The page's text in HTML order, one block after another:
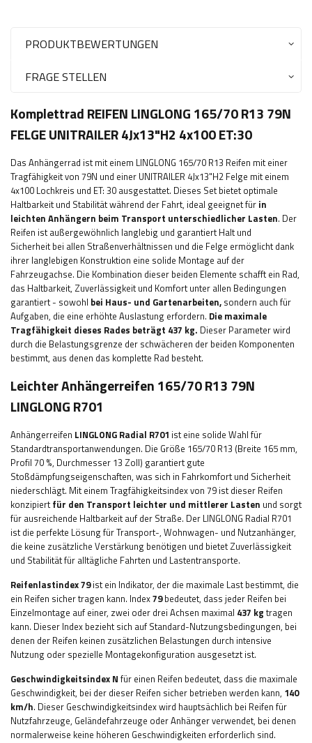
PRODUKTBEWERTUNGEN
FRAGE STELLEN
Komplettrad REIFEN LINGLONG 165/70 R13 79N
FELGE UNITRAILER 4Jx13"H2 4x100 ET:30
Das Anhängerrad ist mit einem LINGLONG 165/70 R13 Reifen mit einer
Tragfähigkeit von 79N und einer UNITRAILER 4Jx13"H2 Felge mit einem
4x100 Lochkreis und ET: 30 ausgestattet. Dieses Set bietet optimale
Haltbarkeit und Stabilität während der Fahrt, ideal geeignet für in
leichten Anhängern beim Transport unterschiedlicher Lasten. Der
Reifen ist außergewöhnlich langlebig und garantiertHalt und
Sicherheit bei allen Straßenverhältnissen und die Felge ermöglicht dank
ihrer langlebigen Konstruktion eine solide Montage auf der
Fahrzeugachse. Die Kombination dieser beiden Elemente schafft ein Rad,
das Haltbarkeit, Zuverlässigkeit und Komfort unter allen Bedingungen
garantiert - sowohl bei Haus- und Gartenarbeiten, sondern auch für
Aufgaben, die eine erhöhte Auslastung erfordern. Die maximale
Tragfähigkeit dieses Rades beträgt 437 kg. Dieser Parameter wird
durch die Belastungsgrenze der schwächeren der beiden Komponenten
bestimmt, aus denen das komplette Rad besteht.
Leichter Anhängerreifen 165/70 R13 79N
LINGLONG R701
Anhängerreifen LINGLONG Radial R701 ist eine solide Wahl für
Standardtransportanwendungen. Die Größe 165/70 R13 (Breite 165 mm,
Profil 70 %, Durchmesser 13 Zoll) garantiert gute
Stoßdämpfungseigenschaften, was sich in Fahrkomfort und Sicherheit
niederschlägt. Mit einem Tragfähigkeitsindex von 79 ist dieser Reifen
konzipiert für den Transport leichter und mittlerer Lasten und sorgt
für ausreichende Haltbarkeit auf der Straße. Der LINGLONG Radial R701
ist die perfekte Lösung für Transport-, Wohnwagen- und Nutzanhänger,
die keine zusätzliche Verstärkung benötigen und bietet Zuverlässigkeit
und Stabilität für alltägliche Fahrten und Lastentransporte.
Reifenlastindex 79 ist ein Indikator, der die maximale Last bestimmt, die
ein Reifen sicher tragen kann. Index79 bedeutet, dass jeder Reifen bei
Einzelmontage auf einer, zwei oder drei Achsen maximal 437 kg tragen
kann. Dieser Index bezieht sich auf Standard-Nutzungsbedingungen, bei
denen der Reifen keinen zusätzlichen Belastungen durch intensive
Nutzung oder spezielle Montagekonfiguration ausgesetzt ist.
Geschwindigkeitsindex N für einen Reifen bedeutet, dass die maximale
Geschwindigkeit, bei der dieser Reifen sicher betrieben werden kann, 140
km/h. Dieser Geschwindigkeitsindex wird hauptsächlich bei Reifen für
Nutzfahrzeuge, Geländefahrzeuge oder Anhänger verwendet, bei denen
normalerweise keine höheren Geschwindigkeiten erforderlich sind.